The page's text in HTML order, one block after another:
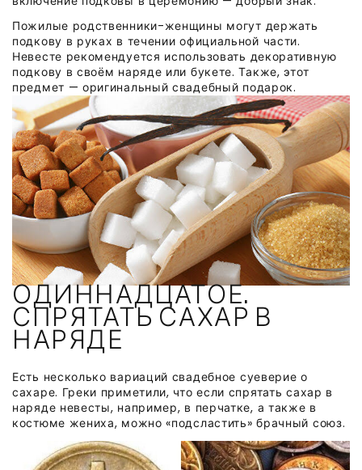
Пожилые родственники-женщины могут держать
подкову в руках в течении официальной части.
Невесте рекомендуется использовать декоративную
подкову в своём наряде или букете. Также, этот
предмет — оригинальный свадебный подарок.
ОДИННАДЦАТОЕ.
СПРЯТАТЬ САХАР В
НАРЯДЕ
Есть несколько вариаций свадебное суеверие о
сахаре. Греки приметили, что если спрятать сахар в
наряде невесты, например, в перчатке, а также в
костюме жениха, можно «подсластить» брачный союз.